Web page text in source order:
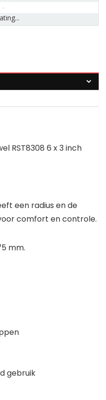
RST8308 6 x 3 inch
een radius en de
comfort en controle.
mm.
gebruik